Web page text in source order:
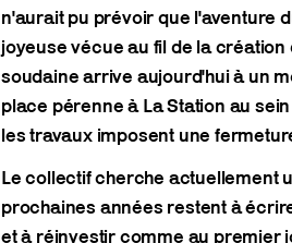
n'aurait pu prévoir que l'aventure
joyeuse vécue au fil de la
soudaine arrive aujourd'hui à un
place pérenne à La Station au
les travaux imposent une
Le collectif cherche actuellement
prochaines années restent à
et à réinvestir comme au premier